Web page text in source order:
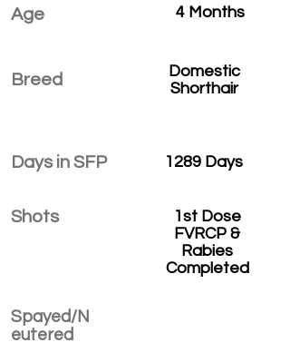
Age
Breed
Days in SFP
Shots
Spayed/N
eutered
4 Months
Domestic
Shorthair
1289 Days
1st Dose
FVRCP &
Rabies
Completed